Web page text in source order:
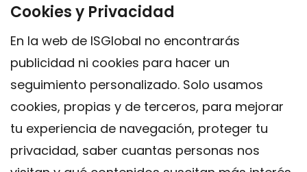
Cookies y Privacidad
En la web de ISGlobal no encontrarás
publicidad ni cookies para hacer un
seguimiento personalizado. Solo usamos
cookies, propias y de terceros, para mejorar
tu experiencia de navegación, proteger tu
privacidad, saber cuantas personas nos